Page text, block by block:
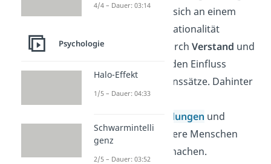
begründet sind und sich an einem
Zweck orientieren. Rationalität
zeichnet sich also durch Verstand und
aus, ohne den Einfluss
persönlicher Glaubenssätze. Dahinter
steht unser
Entscheidungen und
Handlungen für andere Menschen
nachvollziehbar zu machen.
4/4 – Dauer: 03:14
Psychologie
Halo-Effekt
1/5 – Dauer: 04:33
Schwarmintelli
genz
2/5 – Dauer: 03:52